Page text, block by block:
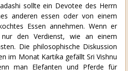
sollte ein Devotee des Herrn
anderen essen oder von einem
Essen annehmen. Wenn er
den Verdienst, wie an einem
Die philosophische Diskussion
im Monat Kartika gefällt Sri Vishnu
man Elefanten und Pferde für